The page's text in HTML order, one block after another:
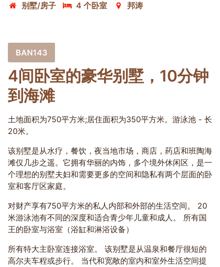
别墅/房子
4 个卧室 邦涛
BAN143
4间卧室的豪华别墅，10分钟
到海滩
土地面积为750平方米;居住面积为350平方米。游泳池 - 长
20米。
该别墅是从水疗，餐饮，夜当地市场，商店，药店和班陶海
滩仅几步之遥。它拥有华丽的内饰，多个境外休闲区，是一
个理想的别墅夫妇和需要更多的空间和隐私有两个层面的卧
室和客厅区家庭。
对财产享有750平方米的私人内部和外部的生活空间。 20
米游泳池有不同的深度和适合青少年儿童和成人。 所有国
王的卧室与浴室（浴缸和淋浴设备）
所有特大主卧室连接浴室。 该别墅是从温泉和餐厅很短的
高尔夫车程或步行。 当代和宽敞的室内和室外生活空间提